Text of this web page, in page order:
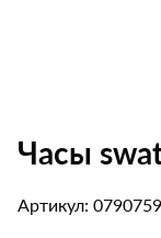
Часы
Артикул: 0790759